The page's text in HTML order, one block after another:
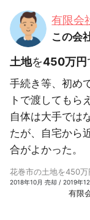
有限会
この会
土地を450万円
手続き等、初め
トで渡してもら
自体は大手では
たが、自宅から
合がよかった。
花巻市の土地を450
2018年10月 売却 / 2019年
有限